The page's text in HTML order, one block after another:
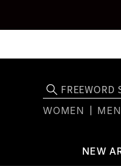
WOMEN MEN
NEW